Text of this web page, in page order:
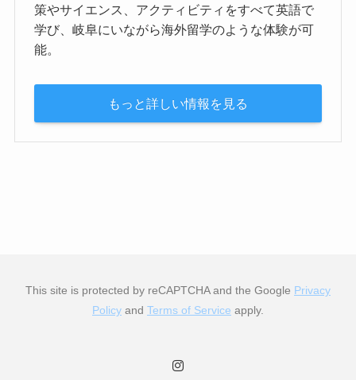
策やサイエンス、アクティビティをすべて英語で
学び、岐阜にいながら海外留学のような体験が可
能。
もっと詳しい情報を見る
This site is protected by reCAPTCHA and the Google Privacy
Policy and Terms of Service apply.